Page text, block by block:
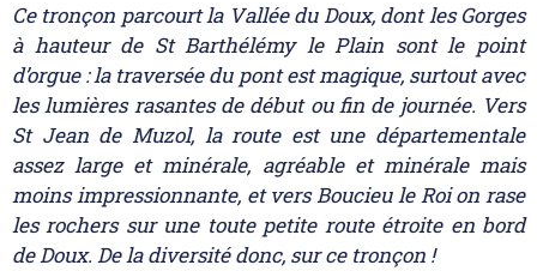
Ce tronçon parcourt la Vallée du Doux, dont les Gorges
à hauteur de St Barthélémy le Plain sont le point
d’orgue : la traversée du pont est magique, surtout avec
les lumières rasantes de début ou fin de journée. Vers
St Jean de Muzol, la route est une départementale
assez large et minérale, agréable et minérale mais
moins impressionnante, et vers Boucieu le Roi on rase
les rochers sur une toute petite route étroite en bord
de Doux. De la diversité donc, sur ce tronçon !